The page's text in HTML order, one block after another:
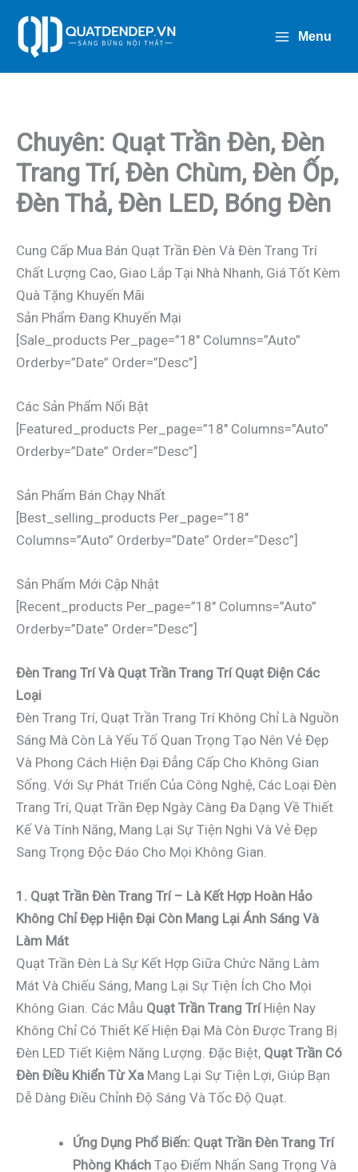
Dung
Menu
Chuyên: Quạt Trần Đèn, Đèn
Trang Trí, Đèn Chùm, Đèn Ốp,
Đèn Thả, Đèn LED, Bóng Đèn
Cung Cấp Mua Bán Quạt Trần Đèn Và Đèn Trang Trí
Chất Lượng Cao, Giao Lắp Tại Nhà Nhanh, Giá Tốt Kèm
Quà Tặng Khuyến Mãi
Sản Phẩm Đang Khuyến Mại
[sale_products Per_page=”18″ Columns=”auto”
Orderby=”date” Order=”desc”]
Các Sản Phẩm Nổi Bật
[featured_products Per_page=”18″ Columns=”auto”
Orderby=”date” Order=”desc”]
Sản Phẩm Bán Chạy Nhất
[best_selling_products Per_page=”18″
Columns=”auto” Orderby=”date” Order=”desc”]
Sản Phẩm Mới Cập Nhật
[recent_products Per_page=”18″ Columns=”auto”
Orderby=”date” Order=”desc”]
Đèn Trang Trí Và Quạt Trần Trang Trí Quạt Điện Các
Loại
Đèn Trang Trí, Quạt Trần Trang Trí Không Chỉ Là Nguồn
Sáng Mà Còn Là Yếu Tố Quan Trọng Tạo Nên Vẻ Đẹp
Và Phong Cách Hiện Đại Đẳng Cấp Cho Không Gian
Sống. Với Sự Phát Triển Của Công Nghệ, Các Loại Đèn
Trang Trí, Quạt Trần Đẹp Ngày Càng Đa Dạng Về Thiết
Kế Và Tính Năng, Mang Lại Sự Tiện Nghi Và Vẻ Đẹp
Sang Trọng Độc Đáo Cho Mọi Không Gian.
1. Quạt Trần Đèn Trang Trí – Là Kết Hợp Hoàn Hảo
Không Chỉ Đẹp Hiện Đại Còn Mang Lại Ánh Sáng Và
Làm Mát
Quạt Trần Đèn Là Sự Kết Hợp Giữa Chức Năng Làm
Mát Và Chiếu Sáng, Mang Lại Sự Tiện Ích Cho Mọi
Không Gian. Các Mẫu Quạt Trần Trang TríHiện Nay
Không Chỉ Có Thiết Kế Hiện Đại Mà Còn Được Trang Bị
Đèn LED Tiết Kiệm Năng Lượng. Đặc Biệt, Quạt Trần Có
Đèn Điều Khiển Từ Xa Mang Lại Sự Tiện Lợi, Giúp Bạn
Dễ Dàng Điều Chỉnh Độ Sáng Và Tốc Độ Quạt.
Ứng Dụng Phổ Biến: Quạt Trần Đèn Trang Trí
Phòng Khách Tạo Điểm Nhấn Sang Trọng Và